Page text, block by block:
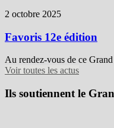
2 octobre 2025
Favoris 12e édition
Au rendez-vous de ce
Voir toutes les actus
Ils soutiennent le